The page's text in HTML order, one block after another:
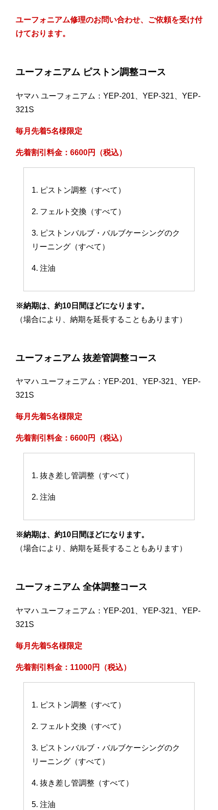
ユーフォニアム修理のお問い合わせ、ご依頼を受け付
けております。
ユーフォニアム ピストン調整コース
ヤマハ ユーフォニアム：YEP-201、YEP-321、YEP-
321S
毎月先着5名様限定
先着割引料金：6600円（税込）
1. ピストン調整（すべて）
2. フェルト交換（すべて）
3. ピストンバルブ・バルブケーシングのク
リーニング（すべて）
4. 注油
※納期は、約10日間ほどになります。
（場合により、納期を延長することもあります）
ユーフォニアム 抜差管調整コース
ヤマハ ユーフォニアム：YEP-201、YEP-321、YEP-
321S
毎月先着5名様限定
先着割引料金：6600円（税込）
1. 抜き差し管調整（すべて）
2. 注油
※納期は、約10日間ほどになります。
（場合により、納期を延長することもあります）
ユーフォニアム 全体調整コース
ヤマハ ユーフォニアム：YEP-201、YEP-321、YEP-
321S
毎月先着5名様限定
先着割引料金：11000円（税込）
1. ピストン調整（すべて）
2. フェルト交換（すべて）
3. ピストンバルブ・バルブケーシングのク
リーニング（すべて）
4. 抜き差し管調整（すべて）
5. 注油